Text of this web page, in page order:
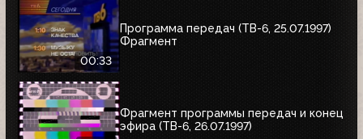
00:33
Программа передач (ТВ-6, 25.07.1997)
Фрагмент
Фрагмент программы передач и конец
эфира (ТВ-6, 26.07.1997)